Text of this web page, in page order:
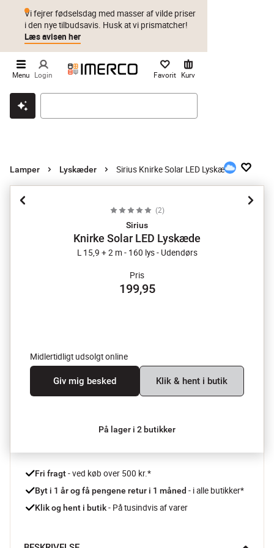
Klik & hent Byt i 1 år Prismatch
Vi fejrer fødselsdag med masser af vilde priser
i den nye tilbudsavis. Husk at vi prismatcher!
Læs avisen her
Menu Login Favorit Kurv
Lamper Lyskæder Sirius Knirke Solar LED Lyskæde
(2)
Sirius
Knirke Solar LED Lyskæde
L 15,9 + 2 m - 160 lys - Udendørs
Pris
199,95
Midlertidligt udsolgt online
Giv mig besked Klik & hent i butik
På lager i 2 butikker
Fri fragt - ved køb over 500 kr.*
Byt i 1 år og få pengene retur i 1 måned - i alle butikker*
Klik og hent i butik - På tusindvis af varer